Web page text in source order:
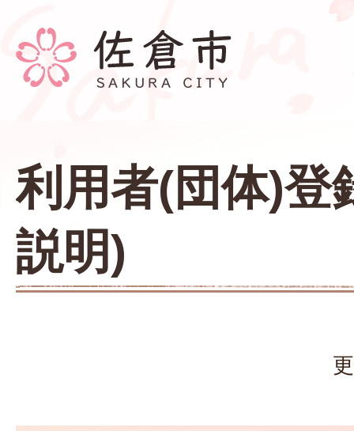
利用者(団体)登
説明)